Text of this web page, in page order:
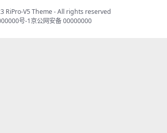
RiPro-V5 Theme- All rights reserved
号-1京公网安备 00000000